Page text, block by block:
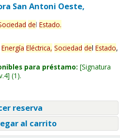
San Antoni Oeste,
del Estado.
Energía Eléctrica, Sociedad del Estado,
para préstamo: Signatura
(1).
reserva
al carrito